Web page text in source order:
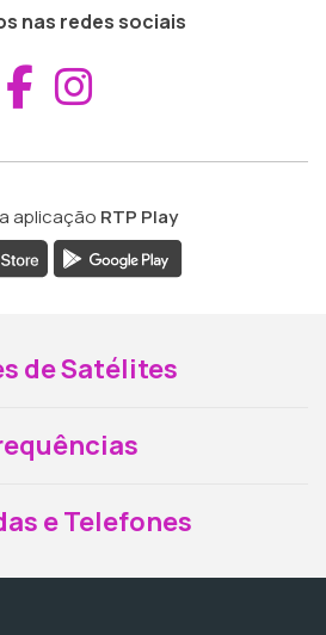
nas redes sociais
Aceder ao
aplicação RTP Play
de Satélites
e Telefones